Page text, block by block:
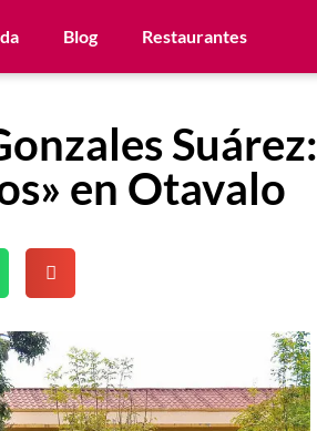
Blog Restaurantes
Suárez:
en Otavalo